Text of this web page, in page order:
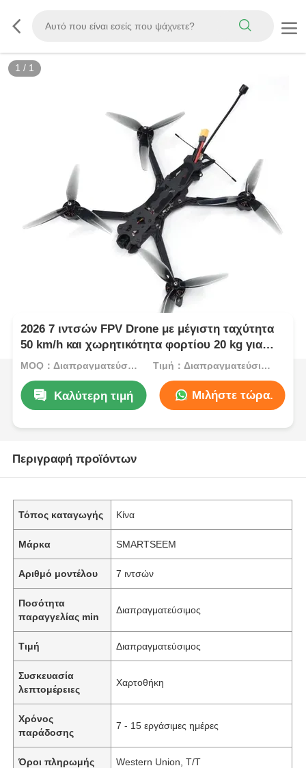
1 / 1
2026 7 ιντσών FPV Drone με μέγιστη ταχύτητα
50 km/h και χωρητικότητα φορτίου 20 kg για
βιομηχανικές εφαρμογές
MOQ：Διαπραγματεύσιμος Τιμή：Διαπραγματεύσιμος
Καλύτερη τιμή Μιλήστε τώρα.
Περιγραφή προϊόντων
Τόπος καταγωγής Κίνα
Μάρκα SMARTSEEM
Αριθμό μοντέλου 7 ιντσών
Ποσότητα
παραγγελίας min
Διαπραγματεύσιμος
Τιμή Διαπραγματεύσιμος
Συσκευασία
λεπτομέρειες
Χαρτοθήκη
Χρόνος
παράδοσης
7 - 15 εργάσιμες ημέρες
Όροι πληρωμής Western Union, T/T